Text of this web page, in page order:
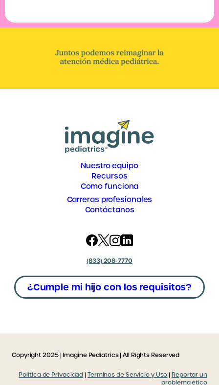
Nuestro equipo
Recursos
Como funciona
Carreras profesionales
Contáctanos
(833) 208-7770
¿Cumple mi hijo con los requisitos?
Copyright 2025 | Imagine Pediatrics | All Rights Reserved
Política de Privacidad |Terminos de Servicio y Uso | Reportar un
problema ético